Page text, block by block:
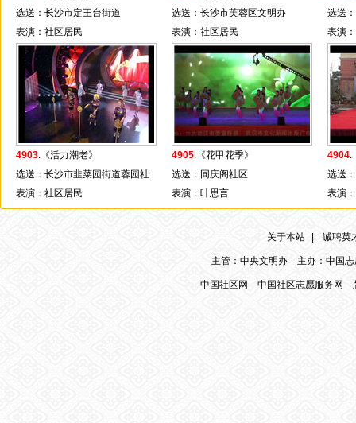
选送：长沙市定王台街道
表演：社区居民
选送：长沙市芙蓉区文明办
表演：社区居民
选送
表演
4903.《活力潮老》
选送：长沙市韭菜园街道蓉园社
区
表演：社区居民
4905.《花甲花季》
选送：同庆阁社区
表演：叶思言
4904.
选送
表演
关于本站 诚聘英
主管：中央文明办 主办：中国
中国社区网 中国社区志愿服务网